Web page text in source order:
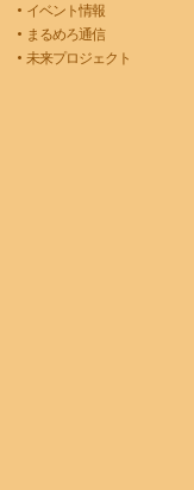
イベント情報
まるめろ通信
未来プロジェクト